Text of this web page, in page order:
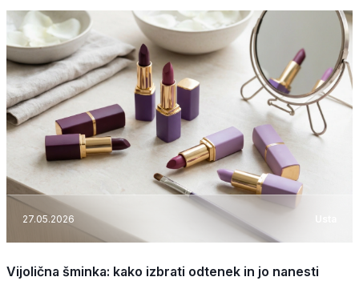
27.05.2026
Vijolična šminka: kako izbrati odtenek in jo nanesti